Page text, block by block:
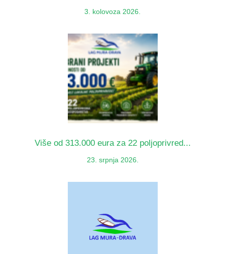
3. kolovoza 2026.
Više od 313.000 eura za 22 poljoprivred...
23. srpnja 2026.